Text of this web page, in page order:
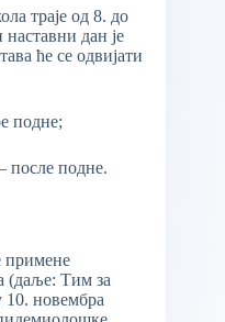
траје од 8. до
дан је
ће се одвијати
подне;
после подне.
примене
(даље: Тим за
10. новембра